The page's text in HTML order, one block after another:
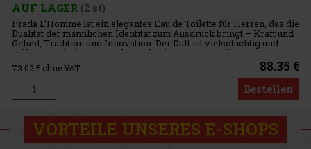
AUF LAGER (2 st)
Prada L’Homme ist ein elegantes Eau de Toilette für Herren, das die
Dualität der männlichen Identität zum Ausdruck bringt – Kraft und
Gefühl, Tradition und Innovation. Der Duft ist vielschichtig und
raffiniert, mit einem Hauch von femininen Noten, di
73.02€ ohne VAT 88.35 €
Bestellen
VORTEILE UNSERES E-SHOPS